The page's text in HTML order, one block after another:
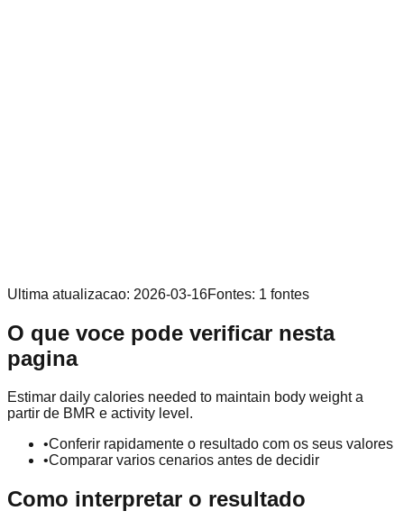
Ultima atualizacao: 2026-03-16Fontes: 1 fontes
O que voce pode verificar nesta
pagina
Estimar daily calories needed to maintain body weight a
partir de BMR e activity level.
•Conferir rapidamente o resultado com os seus valores
•Comparar varios cenarios antes de decidir
Como interpretar o resultado